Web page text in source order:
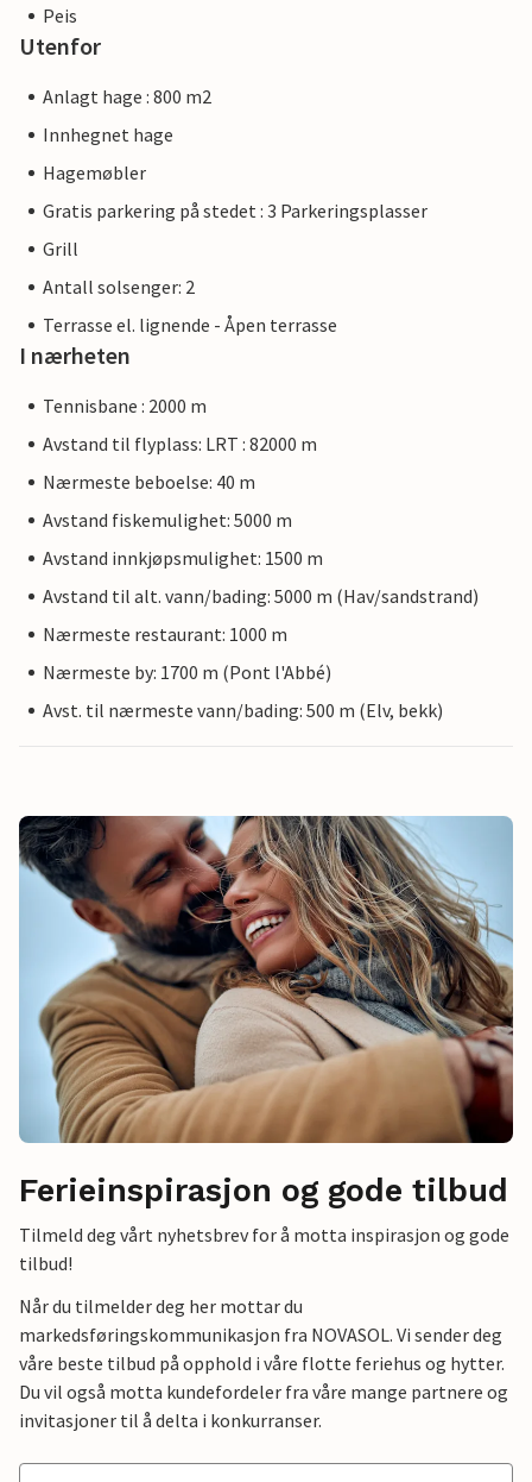
Peis
Utenfor
Anlagt hage : 800 m2
Innhegnet hage
Hagemøbler
Gratis parkering på stedet : 3 Parkeringsplasser
Grill
Antall solsenger: 2
Terrasse el. lignende - Åpen terrasse
I nærheten
Tennisbane : 2000 m
Avstand til flyplass: LRT : 82000 m
Nærmeste beboelse: 40 m
Avstand fiskemulighet: 5000 m
Avstand innkjøpsmulighet: 1500 m
Avstand til alt. vann/bading: 5000 m (Hav/sandstrand)
Nærmeste restaurant: 1000 m
Nærmeste by: 1700 m (Pont l'Abbé)
Avst. til nærmeste vann/bading: 500 m (Elv, bekk)
Ferieinspirasjon og gode tilbud
Tilmeld deg vårt nyhetsbrev for å motta inspirasjon og gode
tilbud!
Når du tilmelder deg her mottar du
markedsføringskommunikasjon fra NOVASOL. Vi sender deg
våre beste tilbud på opphold i våre flotte feriehus og hytter.
Du vil også motta kundefordeler fra våre mange partnere og
invitasjoner til å delta i konkurranser.